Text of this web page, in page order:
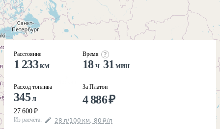
Расстояние
1 233км
Расход топлива
345л
27 600 ₽
Время
18ч 31 мин
За Платон
4 886₽
Из расчёта: 28 л/100 км, 80 ₽/л